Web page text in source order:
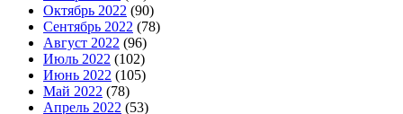
Октябрь 2022 (90)
Сентябрь 2022 (78)
Август 2022 (96)
Июль 2022 (102)
Июнь 2022 (105)
Май 2022 (78)
Апрель 2022 (53)